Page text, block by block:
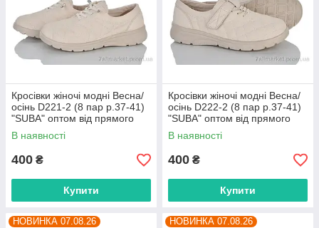
Кросівки жіночі модні Весна/
осінь D221-2 (8 пар р.37-41)
"SUBA" оптом від прямого
постачальника
В наявності
400 ₴
Купити
Кросівки жіночі модні Весна/
осінь D222-2 (8 пар р.37-41)
"SUBA" оптом від прямого
постачальника
В наявності
400 ₴
Купити
НОВИНКА 07.08.26 НОВИНКА 07.08.26